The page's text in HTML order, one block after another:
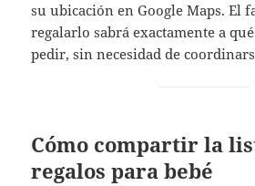
su ubicación en Google Maps. El
regalarlo sabrá exactamente a
pedir, sin necesidad de
Cómo compartir la
regalos para bebé